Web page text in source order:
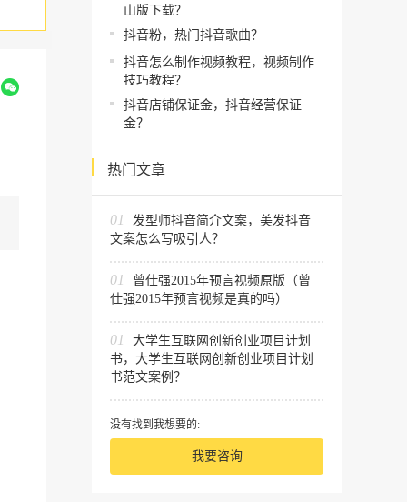
山版下载？
抖音粉，热门抖音歌曲？
抖音怎么制作视频教程，视频制作
技巧教程？
抖音店铺保证金，抖音经营保证
金？
热门文章
01
发型师抖音简介文案，美发抖音
文案怎么写吸引人？
01
曾仕强2015年预言视频原版（曾
仕强2015年预言视频是真的吗）
01
大学生互联网创新创业项目计划
书，大学生互联网创新创业项目计划
书范文案例？
没有找到我想要的:
我要咨询